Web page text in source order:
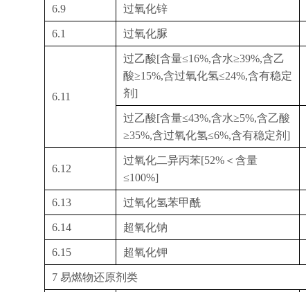
6.9 过氧化锌
6.1 过氧化脲
6.11
过乙酸[含量≤16%,含水≥39%,含乙
酸≥15%,含过氧化氢≤24%,含有稳定
剂 ]
过乙酸[含量≤43%,含水≥5%,含乙酸
≥35%,含过氧化氢≤6%,含有稳定剂 ]
6.12
过氧化二异丙苯[52% ＜含量
≤100%]
6.13 过氧化氢苯甲酰
6.14 超氧化钠
6.15 超氧化钾
7 易燃物还原剂类